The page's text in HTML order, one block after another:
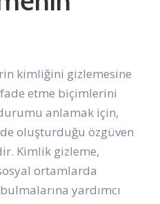
kimliğini gizlemesine
etme biçimlerini
anlamak için,
oluşturduğu özgüven
Kimlik gizleme,
ortamlarda
yardımcı